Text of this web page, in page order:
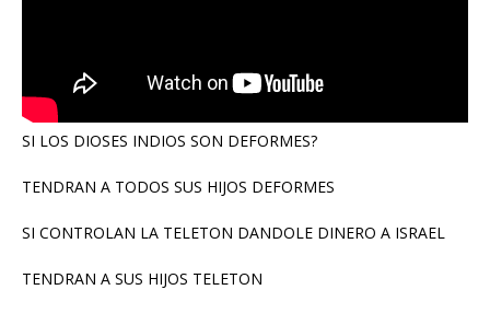
SI LOS DIOSES INDIOS SON DEFORMES?
TENDRAN A TODOS SUS HIJOS DEFORMES
SI CONTROLAN LA TELETON DANDOLE DINERO A ISRAEL
TENDRAN A SUS HIJOS TELETON